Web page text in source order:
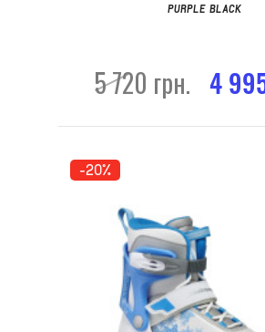
PURPLE BLACK
5 720 грн. 4
-20%